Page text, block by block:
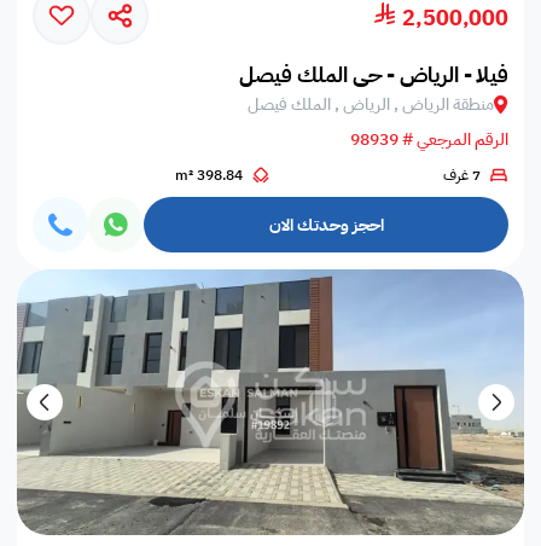
2,500,000
فيلا - الرياض - حي الملك فيصل
منطقة الرياض , الرياض , الملك فيصل
الرقم المرجعي # 98939
7 غرف 398.84 m²
احجز وحدتك الان